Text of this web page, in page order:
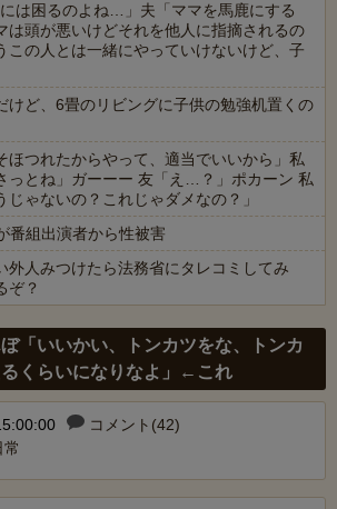
は困るのよね…」夫「ママを馬鹿にする
は頭が悪いけどそれを他人に指摘されるの
この人とは一緒にやっていけないけど、子
けど、6畳のリビングに子供の勉強机置くの
ほつれたからやって、適当でいいから」私
っとね」ガーーー 友「え…？」ポカーン 私
じゃないの？これじゃダメなの？」
番組出演者から性被害
外人みつけたら法務省にタレコミしてみ
ぞ？
ぼ「いいかい、トンカツをな、トンカ
くらいになりなよ」←これ
コメント(42)